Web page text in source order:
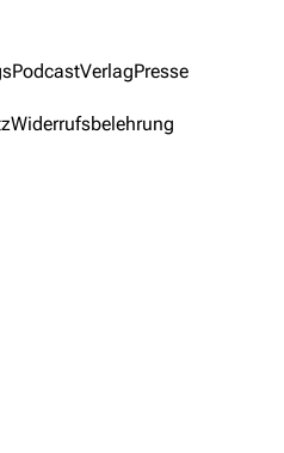
PodcastVerlagPresse
Widerrufsbelehrung